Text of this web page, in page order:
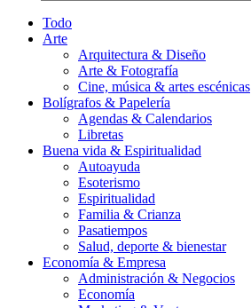
Todo
Arte
Arquitectura & Diseño
Arte & Fotografía
Cine, música & artes escénicas
Bolígrafos & Papelería
Agendas & Calendarios
Libretas
Buena vida & Espiritualidad
Autoayuda
Esoterismo
Espiritualidad
Familia & Crianza
Pasatiempos
Salud, deporte & bienestar
Economía & Empresa
Administración & Negocios
Economía